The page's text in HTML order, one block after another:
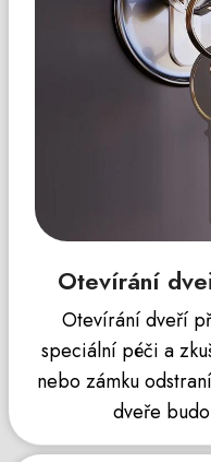
Otevírání
Otevírání dveří
speciální péči a
nebo zámku
dveře